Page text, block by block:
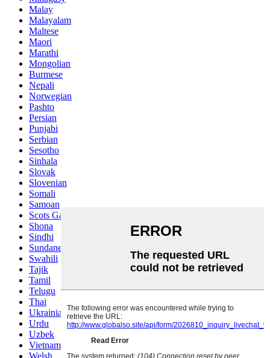
Malay
Malayalam
Maltese
Maori
Marathi
Mongolian
Burmese
Nepali
Norwegian
Pashto
Persian
Punjabi
Serbian
Sesotho
Sinhala
Slovak
Slovenian
Somali
Samoan
Scots Gaelic
Shona
Sindhi
Sundanese
Swahili
Tajik
Tamil
Telugu
Thai
Ukrainian
Urdu
Uzbek
Vietnamese